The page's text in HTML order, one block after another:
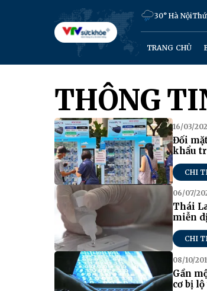
30° Hà Nội
TRANG CHỦ
THÔNG
16/03/
Đối
khẩu
CHI
06/07/
Thái
miễn
CHI
08/10/
Gần
cơ bị